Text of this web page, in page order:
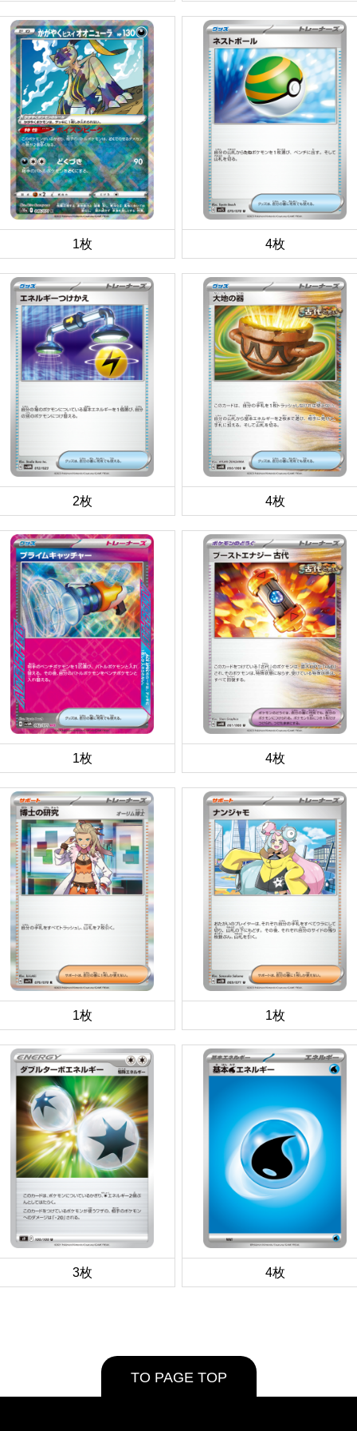
1枚 4枚
2枚 4枚
1枚 4枚
1枚 1枚
3枚 4枚
TO PAGE TOP